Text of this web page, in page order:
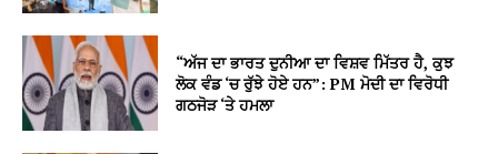
“ਅੱਜ ਦਾ ਭਾਰਤ ਦੁਨੀਆ ਦਾ ਵਿਸ਼ਵ ਮਿੱਤਰ ਹੈ, ਕੁਝ
ਲੋਕ ਵੰਡ ‘ਚ ਰੁੱਝੇ ਹੋਏ ਹਨ”: PM ਮੋਦੀ ਦਾ ਵਿਰੋਧੀ
ਗਠਜੋੜ ‘ਤੇ ਹਮਲਾ